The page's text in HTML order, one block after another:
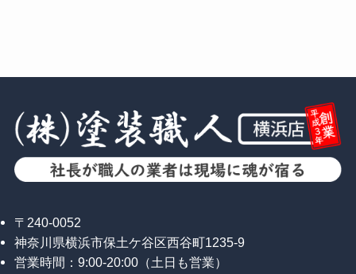
〒240-0052
神奈川県横浜市保土ケ谷区西谷町1235-9
営業時間：9:00-20:00（土日も営業）